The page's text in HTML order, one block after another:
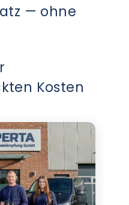
— ohne
Kosten